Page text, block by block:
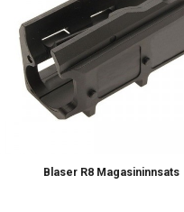
Blaser R8 Magasininnsats